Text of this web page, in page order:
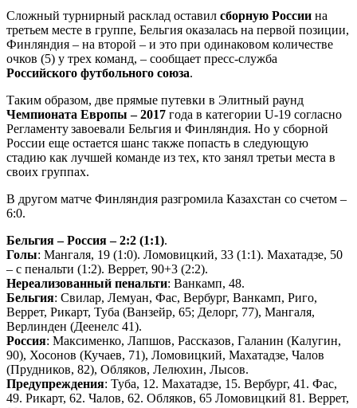
Сложный турнирный расклад оставил сборную России на
третьем месте в группе, Бельгия оказалась на первой позиции,
Финляндия – на второй – и это при одинаковом количестве
очков (5) у трех команд, – сообщает пресс-служба
Российского футбольного союза.
Таким образом, две прямые путевки в Элитный раунд
Чемпионата Европы – 2017 года в категории U-19 согласно
Регламенту завоевали Бельгия и Финляндия. Но у сборной
России еще остается шанс также попасть в следующую
стадию как лучшей команде из тех, кто занял третьи места в
своих группах.
В другом матче Финляндия разгромила Казахстан со счетом –
6:0.
Бельгия – Россия – 2:2 (1:1).
Голы: Мангаля, 19 (1:0). Ломовицкий, 33 (1:1). Махатадзе, 50
– с пенальти (1:2). Веррет, 90+3 (2:2).
Нереализованный пенальти: Ванкамп, 48.
Бельгия: Свилар, Лемуан, Фас, Вербург, Ванкамп, Риго,
Веррет, Рикарт, Туба (Ванзейр, 65; Делорг, 77), Мангаля,
Верлинден (Деенелс 41).
Россия: Максименко, Лапшов, Рассказов, Галанин (Калугин,
90), Хосонов (Кучаев, 71), Ломовицкий, Махатадзе, Чалов
(Прудников, 82), Обляков, Лелюхин, Лысов.
Предупреждения: Туба, 12. Махатадзе, 15. Вербург, 41. Фас,
49. Рикарт, 62. Чалов, 62. Обляков, 65 Ломовицкий 81. Веррет,